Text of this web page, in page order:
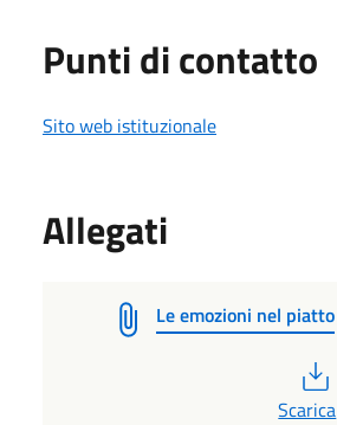
Punti di contatto
Sito web istituzionale
Allegati
Le emozioni nel piatto
Scarica